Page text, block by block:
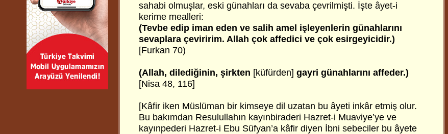
sahabi olmuşlar, eski günahları da sevaba çevrilmişti. İşte âyet-i
kerime mealleri:
(Tevbe edip iman eden ve salih amel işleyenlerin günahlarını
sevaplara çeviririm. Allah çok affedici ve çok esirgeyicidir.)
[Furkan 70)
(Allah, dilediğinin, şirkten [küfürden] gayri günahlarını affeder.)
[Nisa 48, 116]
[Kâfir iken Müslüman bir kimseye dil uzatan bu âyeti inkâr etmiş olur.
Bu bakımdan Resulullahın kayınbiraderi Hazret-i Muaviye’ye ve
kayınpederi Hazret-i Ebu Süfyan’a kâfir diyen İbni sebeciler bu âyete